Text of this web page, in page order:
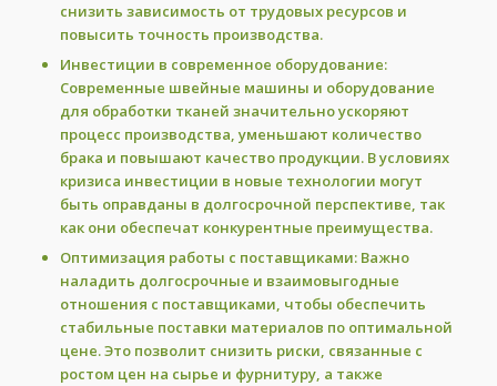
снизить зависимость от трудовых ресурсов и
повысить точность производства.
Инвестиции в современное оборудование:
Современные швейные машины и оборудование
для обработки тканей значительно ускоряют
процесс производства, уменьшают количество
брака и повышают качество продукции. В условиях
кризиса инвестиции в новые технологии могут
быть оправданы в долгосрочной перспективе, так
как они обеспечат конкурентные преимущества.
Оптимизация работы с поставщиками:Важно
наладить долгосрочные и взаимовыгодные
отношения с поставщиками, чтобы обеспечить
стабильные поставки материалов по оптимальной
цене. Это позволит снизить риски, связанные с
ростом цен на сырье и фурнитуру, а также